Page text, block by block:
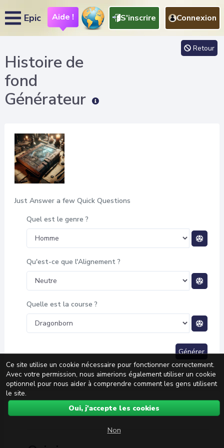
Epic Aide ! S'inscrire Connexion
Histoire de
fond
Générateur
Retour
Just Answer a few Quick Questions
Quel est le genre ?
Qu'est-ce que l'Alignement ?
Quelle est la course ?
Générer
Ce site utilise un cookie nécessaire pour fonctionner correctement.
Avec votre permission, nous aimerions également utiliser un cookie
optionnel pour nous aider à comprendre comment les gens utilisent
le site.
Oui, j'accepte les cookies
Non